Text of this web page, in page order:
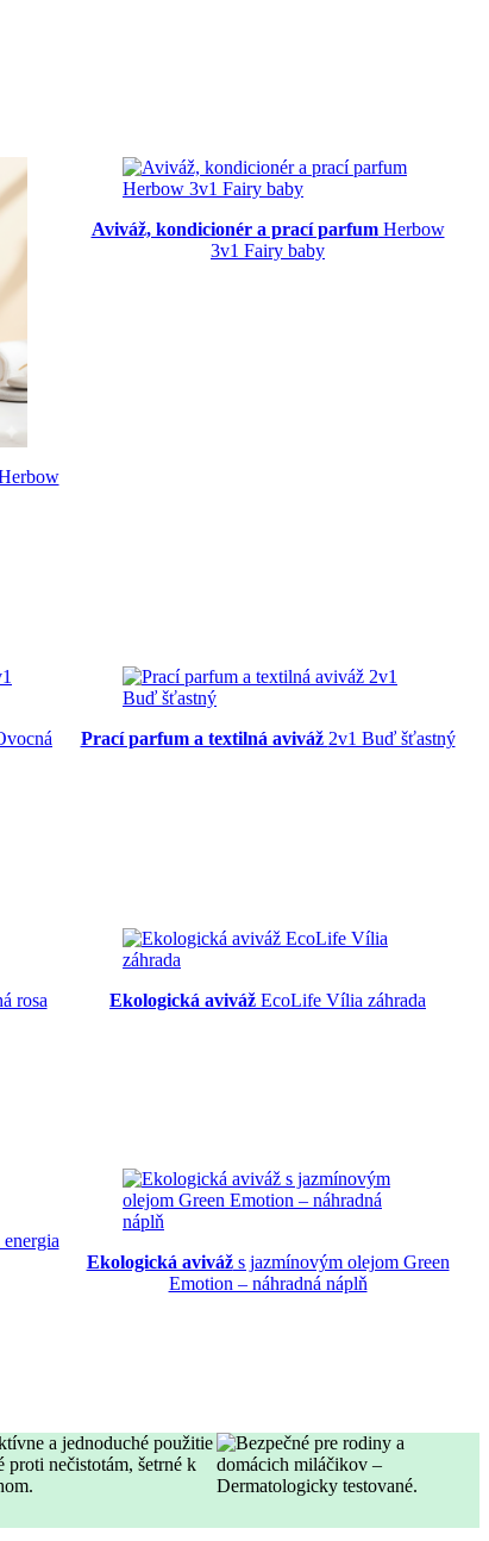
Aviváž, kondicionér a prací parfumHerbow
3v1 Fairy baby
Prací parfum a textilná aviváž 2v1 Buď šťastný
rosa Ekologická aviváž EcoLife Vília záhrada
Ekologická avivážs jazmínovým olejom Green
Emotion – náhradná náplň